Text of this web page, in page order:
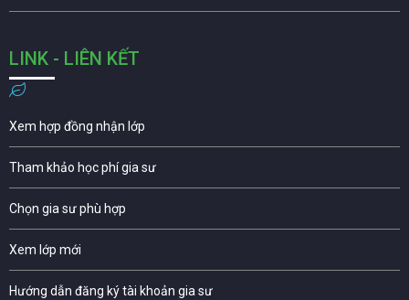
LINK - LIÊN KẾT
Xem hợp đồng nhận lớp
Tham khảo học phí gia sư
Chọn gia sư phù hợp
Xem lớp mới
Hướng dẫn đăng ký tài khoản gia sư